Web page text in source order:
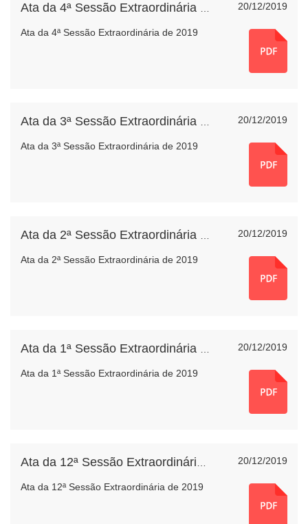
20/12/2019
Ata da 4ª Sessão Extraordinária de 2019
20/12/2019
Ata da 3ª Sessão Extraordinária de 2019
20/12/2019
Ata da 2ª Sessão Extraordinária de 2019
20/12/2019
Ata da 1ª Sessão Extraordinária de 2019
20/12/2019
Ata da 12ª Sessão Extraordinária de 2019